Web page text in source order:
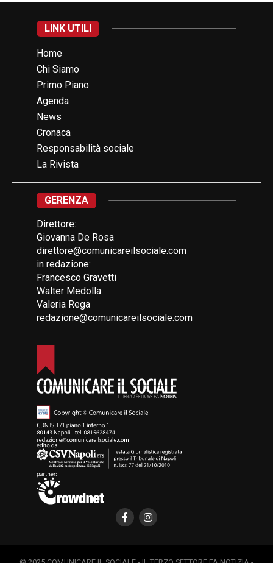
LINK UTILI
Home
Chi Siamo
Primo Piano
Agenda
News
Cronaca
Responsabilità sociale
La Rivista
GERENZA
Direttore:
Giovanna De Rosa
direttore@comunicareilsociale.com
in redazione:
Francesco Gravetti
Walter Medolla
Valeria Rega
redazione@comunicareilsociale.com